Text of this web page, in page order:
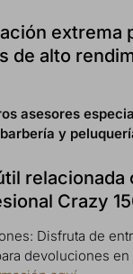
extrema
de alto
asesores
y
relacionada
Crazy
Disfruta de
devoluciones